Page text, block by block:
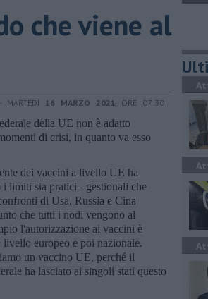
che viene al
MARTEDÌ 16 MARZO 2021 ORE 07:30
della UE non è adatto
di crisi, in quanto va esso
dei vaccini a livello UE ha
i limiti sia pratici - gestionali che
di Usa, Russia e Cina
che tutti i nodi vengono al
l'autorizzazione ai vaccini è
livello europeo e poi nazionale.
un vaccino UE, perché il
ha lasciato ai singoli stati questo